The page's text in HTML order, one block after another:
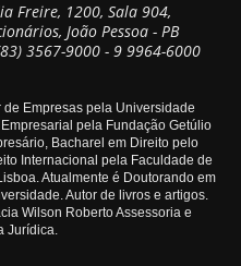
Freire, 1200, Sala 904,
João Pessoa - PB
3567-9000 - 9 9964-6000
Empresas pela Universidade
pela Fundação Getúlio
Bacharel em Direito pelo
Internacional pela Faculdade de
Atualmente é Doutorando em
Autor de livros e artigos.
Wilson Roberto Assessoria e
Jurídica.